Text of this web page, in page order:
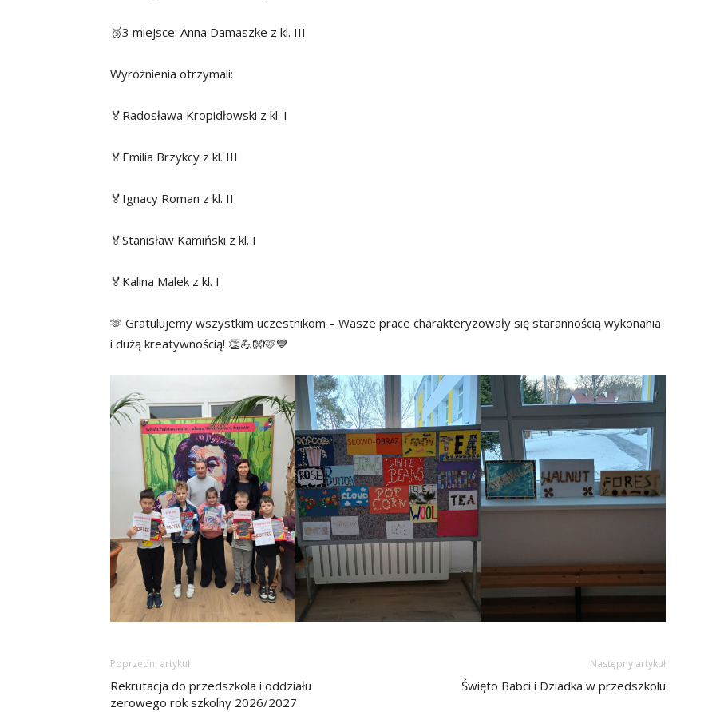
🥉3 miejsce: Anna Damaszke z kl. III
Wyróżnienia otrzymali:
🏅Radosława Kropidłowski z kl. I
🏅Emilia Brzykcy z kl. III
🏅Ignacy Roman z kl. II
🏅Stanisław Kamiński z kl. I
🏅Kalina Malek z kl. I
🫶 Gratulujemy wszystkim uczestnikom – Wasze prace charakteryzowały się starannością wykonania
i dużą kreatywnością! 👏💪👐🩷💙
Poprzedni artykuł
Rekrutacja do przedszkola i oddziału
zerowego rok szkolny 2026/2027
Następny artykuł
Święto Babci i Dziadka w przedszkolu